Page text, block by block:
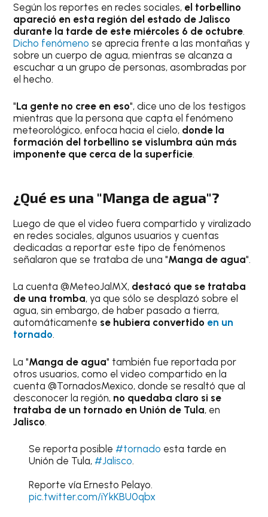
Según los reportes en redes sociales, el torbellino
apareció en esta región del estado de Jalisco
durante la tarde de este miércoles 6 de octubre.
Dicho fenómenose aprecia frente a las montañas y
sobre un cuerpo de agua, mientras se alcanza a
escuchar a un grupo de personas, asombradas por
el hecho.
"La gente no cree en eso", dice uno de los testigos
mientras que la persona que capta el fenómeno
meteorológico, enfoca hacia el cielo, donde la
formación del torbellino se vislumbra aún más
imponente que cerca de la superficie.
¿Qué es una "Manga de agua"?
Luego de que el video fuera compartido y viralizado
en redes sociales, algunos usuarios y cuentas
dedicadas a reportar este tipo de fenómenos
señalaron que se trataba de una "Manga de agua".
La cuenta @MeteoJalMX, destacó que se trataba
de una tromba, ya que sólo se desplazó sobre el
agua, sin embargo, de haber pasado a tierra,
automáticamente se hubiera convertido en un
tornado.
La "Manga de agua" también fue reportada por
otros usuarios, como el video compartido en la
cuenta @TornadosMexico, donde se resaltó que al
desconocer la región, no quedaba claro si se
trataba de un tornado en Unión de Tula, en
Jalisco.
Se reporta posible #tornado esta tarde en
Unión de Tula, #Jalisco.
Reporte vía Ernesto Pelayo.
pic.twitter.com/iYkKBU0qbx